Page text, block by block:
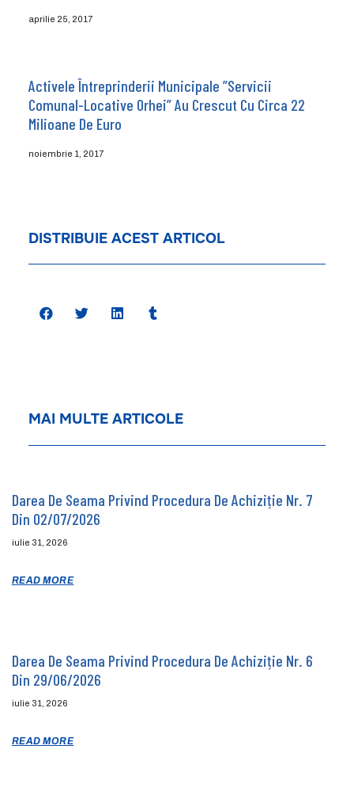
aprilie 25, 2017
Activele Întreprinderii Municipale ”Servicii
Comunal-Locative Orhei” Au Crescut Cu Circa 22
Milioane De Euro
noiembrie 1, 2017
DISTRIBUIE ACEST ARTICOL
MAI MULTE ARTICOLE
Darea De Seama Privind Procedura De Achiziție Nr. 7
Din 02/07/2026
iulie 31, 2026
READ MORE
Darea De Seama Privind Procedura De Achiziție Nr. 6
Din 29/06/2026
iulie 31, 2026
READ MORE